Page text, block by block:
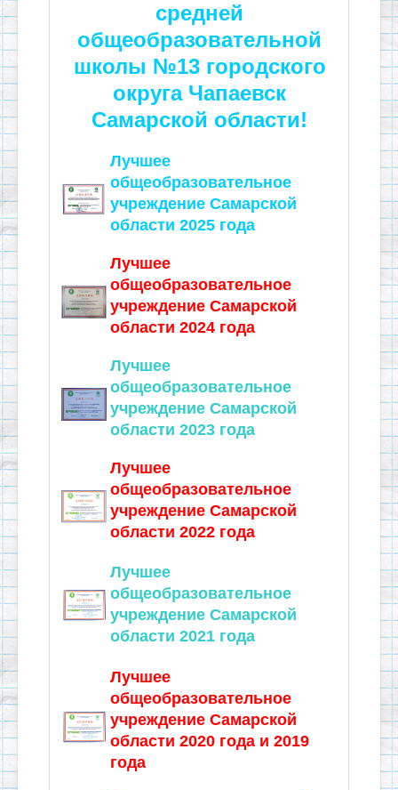
средней
общеобразовательной
школы №13 городского
округа Чапаевск
Самарской области!
Лучшее
общеобразовательное
учреждение Самарской
области 2025 года
Лучшее
общеобразовательное
учреждение Самарской
области 2024 года
Лучшее
общеобразовательное
учреждение Самарской
области 2023 года
Лучшее
общеобразовательное
учреждение Самарской
области 2022 года
Лучшее
общеобразовательное
учреждение Самарской
области 2021 года
Лучшее
общеобразовательное
учреждение Самарской
области 2020 года и 2019
года